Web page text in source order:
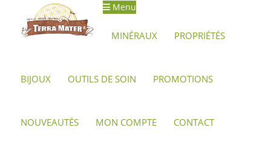
Aller
Aller
au
Menu
MINÉRAUX PROPRIÉTÉS
BIJOUX OUTILS DE SOIN PROMOTIONS
NOUVEAUTÉS MON COMPTE CONTACT
Accueil Archives Galet d’Obsidienne Manta Huichol AAA+